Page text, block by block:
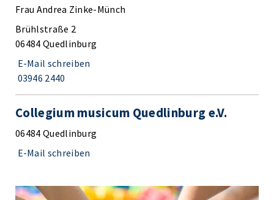
Frau Andrea Zinke-Münch
Brühlstraße 2
06484 Quedlinburg
E-Mail schreiben
03946 2440
Collegium musicum Quedlinburg e.V.
06484 Quedlinburg
E-Mail schreiben